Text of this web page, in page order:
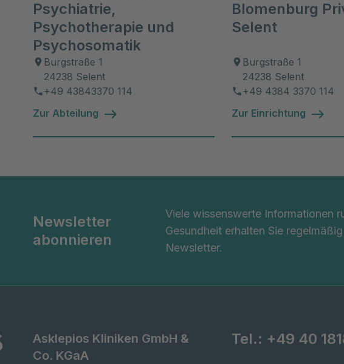
Zahlreiche Vorträge und Moderationen zu
pharmakologischen und medizinischen Themen
von Fachgesellschaften und Medien
Psychiatrie,
Psychotherapie und
Psychosomatik
Burgstraße 1
24238 Selent
+49 43843370 114
Zur Abteilung
Blomenburg
Selent
Burgstraße 1
24238 Selent
+49 4384 3370 114
Zur Einrichtung
Newsletter
abonnieren
Viele wissenswerte Informationen
Gesundheit erhalten Sie
Newsletter.
Asklepios Kliniken GmbH &
Co. KGaA
Tel.: +49 40